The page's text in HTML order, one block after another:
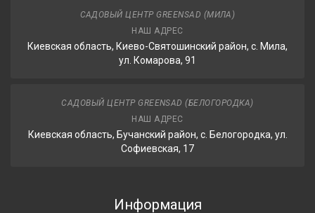
САДОВЫЙ ЦЕНТР GREENSAD (МИЛА)
НАШ АДРЕС
Киевская область, Киево-Святошинский район, с. Мила,
ул. Комарова, 91
САДОВЫЙ ЦЕНТР GREENSAD (БЕЛОГОРОДКА)
НАШ АДРЕС
Киевская область, Бучанский район, с. Белогородка, ул.
Софиевская, 17
Информация